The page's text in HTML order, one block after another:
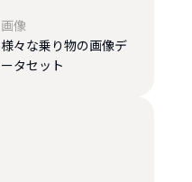
画像
様々な乗り物の画像デ
ータセット